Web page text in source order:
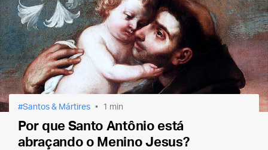
Santos & Mártires 1 min
Por que Santo Antônio está
abraçando o Menino Jesus?